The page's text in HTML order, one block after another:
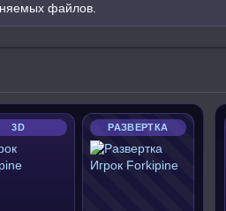
файлов.
3D РАЗВЕРТКА